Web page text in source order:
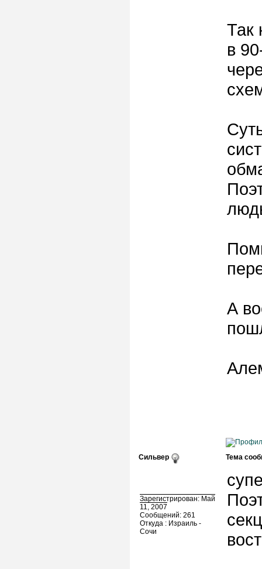
Так
в
А
Сильвер Тема
Зарегистрирован: Май
11, 2007
Сообщений: 261
Откуда : Израиль -
Сочи